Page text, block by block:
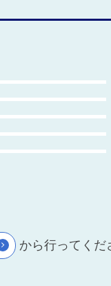
から行ってくだ